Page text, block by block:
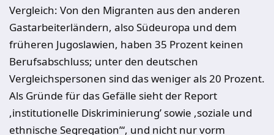
Vergleich: Von den Migranten aus den anderen
Gastarbeiterländern, also Südeuropa und dem
früheren Jugoslawien, haben 35 Prozent keinen
Berufsabschluss; unter den deutschen
Vergleichspersonen sind das weniger als 20 Prozent.
Als Gründe für das Gefälle sieht der Report
,institutionelle Diskriminierung’ sowie ,soziale und
ethnische Segregation’“, und nicht nur vorm